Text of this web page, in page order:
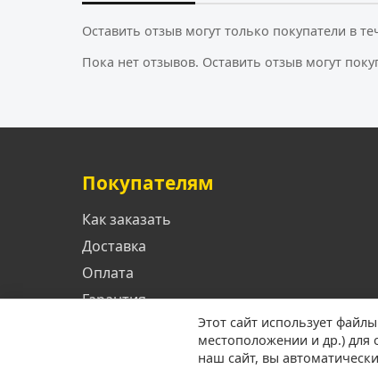
Оставить отзыв могут только покупатели в
Пока нет отзывов. Оставить отзыв могут
Покупателям
Как заказать
Доставка
Оплата
Гарантия
Этот сайт использует
местоположении и др.) для
наш сайт, вы